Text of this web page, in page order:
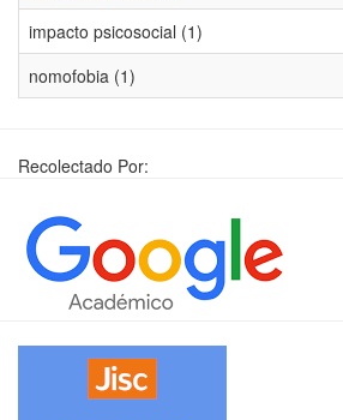
impacto psicosocial (1)
nomofobia (1)
Recolectado Por: